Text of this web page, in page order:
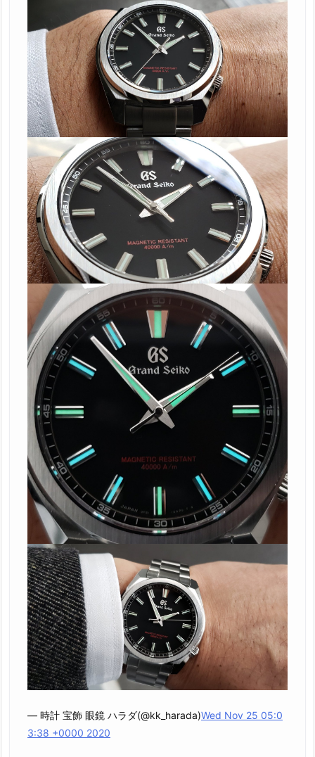
— 時計 宝飾 眼鏡 ハラダ(@kk_harada)Wed Nov 25 05:0
3:38 +0000 2020